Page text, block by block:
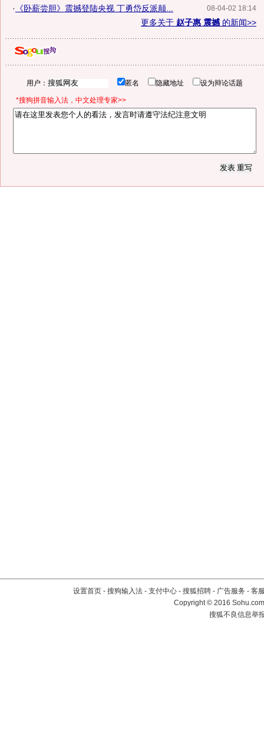
08-04-02 18:14
·
《卧薪尝胆》震撼登陆央视 丁勇岱反派颠...
更多关于 赵子惠 震撼 的新闻>>
用户： 匿名 隐藏地址 设为辩论话题
*搜狗拼音输入法，中文处理专家>>
设置首页 - 搜狗输入法 - 支付中心 - 搜狐招聘 - 广告服务 - 客
Copyright©2016
搜狐不良信息举